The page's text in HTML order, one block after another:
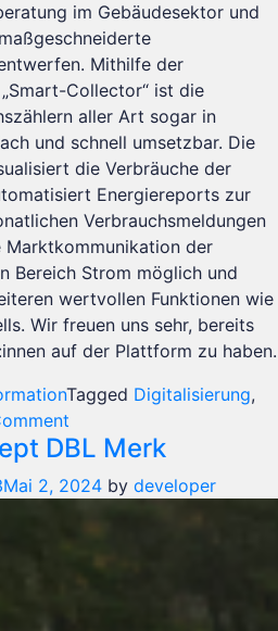
im Gebäudesektor und
Mithilfe der
Collector“ ist die
aller Art sogar in
und schnell umsetzbar. Die
die Verbräuche der
Energiereports zur
Verbrauchsmeldungen
der
Bereich Strom möglich und
wertvollen Funktionen wie
Wir freuen uns sehr, bereits
auf der Plattform zu haben.
Tagged Digitalisierung,
Smart
MKM
DBL Merk
Mai 2, 2024 by developer